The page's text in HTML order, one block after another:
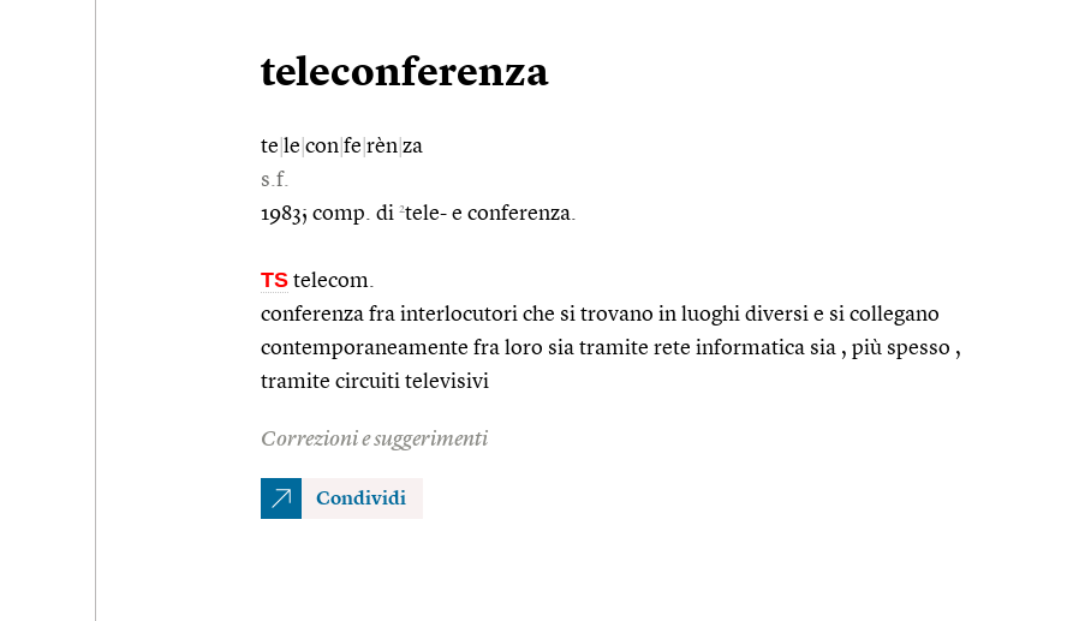
teleconferenza
te le con fe rèn za
s.f.
1983; comp. di 2tele- e conferenza.
TS telecom.
conferenza fra interlocutori che si trovano in luoghi diversi e si collegano
contemporaneamente fra loro sia tramite rete informatica sia , più spesso ,
tramite circuiti televisivi
Correzioni e suggerimenti
Condividi